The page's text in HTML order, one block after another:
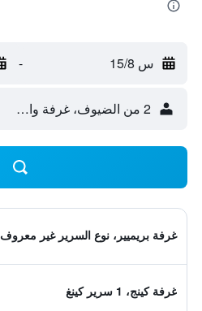
س 15/8 -
2 من الضيوف، غرفة واحدة
غرفة بريميير، نوع السرير غير معروف
غرفة كينج، 1 سرير كينغ